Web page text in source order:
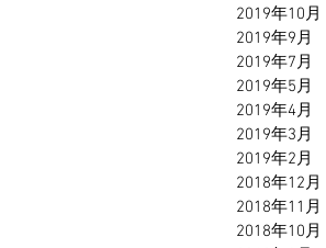
2019年10月
2019年9月
2019年7月
2019年5月
2019年4月
2019年3月
2019年2月
2018年12月
2018年11月
2018年10月